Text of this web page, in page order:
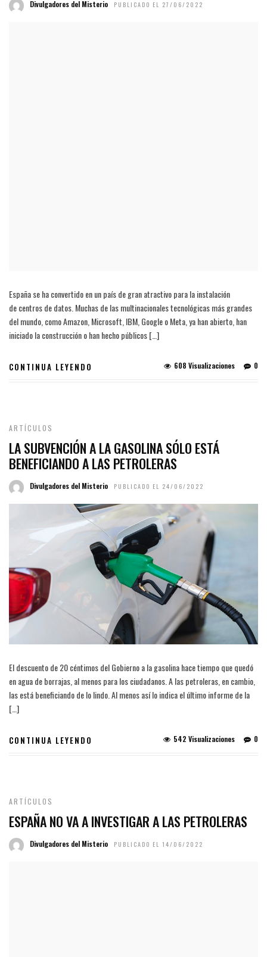
Divulgadores del Misterio PUBLICADO EL 27/06/2022
España se ha convertido en un país de gran atractivo para la instalación
de centros de datos. Muchas de las multinacionales tecnológicas más grandes
del mundo, como Amazon, Microsoft, IBM, Google o Meta, ya han abierto, han
iniciado la construcción o han hecho públicos […]
CONTINUA LEYENDO 0
608 Visualizaciones
ARTÍCULOS
LA SUBVENCIÓN A LA GASOLINA SÓLO ESTÁ
BENEFICIANDO A LAS PETROLERAS
Divulgadores del Misterio PUBLICADO EL 24/06/2022
El descuento de 20 céntimos del Gobierno a la gasolina hace tiempo que quedó
en agua de borrajas, al menos para los ciudadanos. A las petroleras, en cambio,
las está beneficiando de lo lindo. Al menos así lo indica el último informe de la
[…]
CONTINUA LEYENDO 0
542 Visualizaciones
ARTÍCULOS
ESPAÑA NO VA A INVESTIGAR A LAS PETROLERAS
Divulgadores del Misterio PUBLICADO EL 14/06/2022